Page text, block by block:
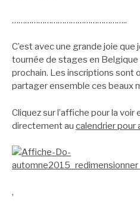
……………………………………………..
C’est avec une grande joie
tournée de stages en Belgique
prochain. Les inscriptions sont
partager ensemble ces beaux
Cliquez sur l’affiche pour la voir
directement au calendrier pour
,